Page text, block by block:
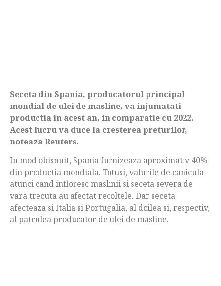
Seceta din Spania, producatorul principal
mondial de ulei de masline, va injumatati
productia in acest an, in comparatie cu 2022.
Acest lucru va duce la cresterea preturilor,
noteaza Reuters.
In mod obisnuit, Spania furnizeaza aproximativ 40%
din productia mondiala. Totusi, valurile de canicula
atunci cand infloresc maslinii si seceta severa de
vara trecuta au afectat recoltele. Dar seceta
afecteaza si Italia si Portugalia, al doilea si, respectiv,
al patrulea producator de ulei de masline.